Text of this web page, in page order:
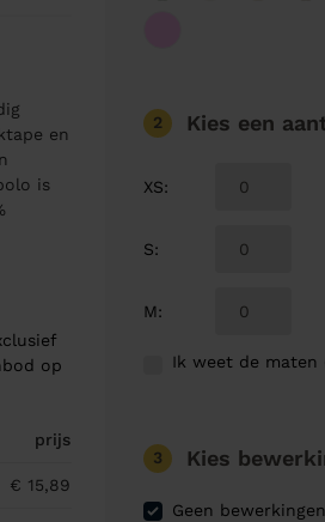
en
is
op
prijs
€ 15,89
2 Kies een
XS:
S:
M:
Ik weet de maten
3 Kies
Geen bewerkingen